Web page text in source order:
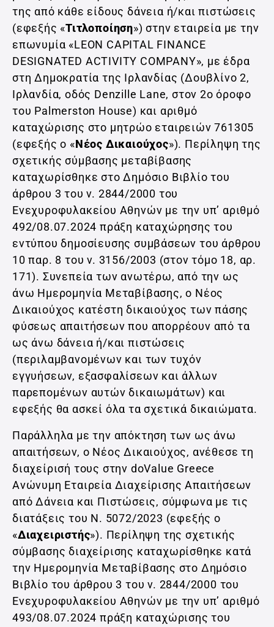
της από κάθε είδους δάνεια ή/και πιστώσεις
(εφεξής «Τιτλοποίηση») στην εταιρεία με την
επωνυμία «LEON CAPITAL FINANCE
DESIGNATED ACTIVITY COMPANY», με έδρα
στη Δημοκρατία της Ιρλανδίας (Δουβλίνο 2,
Ιρλανδία, οδός Denzille Lane, στον 2ο όροφο
του Palmerston House) και αριθμό
καταχώρισης στο μητρώο εταιρειών 761305
(εφεξής ο «Νέος Δικαιούχος»). Περίληψη της
σχετικής σύμβασης μεταβίβασης
καταχωρίσθηκε στο Δημόσιο Βιβλίο του
άρθρου 3 του ν. 2844/2000 του
Ενεχυροφυλακείου Αθηνών με την υπ’ αριθμό
492/08.07.2024 πράξη καταχώρησης του
εντύπου δημοσίευσης συμβάσεων του άρθρου
10 παρ. 8 του ν. 3156/2003 (στον τόμο 18, αρ.
171). Συνεπεία των ανωτέρω, από την ως
άνω Ημερομηνία Μεταβίβασης, ο Νέος
Δικαιούχος κατέστη δικαιούχος των πάσης
φύσεως απαιτήσεων που απορρέουν από τα
ως άνω δάνεια ή/και πιστώσεις
(περιλαμβανομένων και των τυχόν
εγγυήσεων, εξασφαλίσεων και άλλων
παρεπομένων αυτών δικαιωμάτων) και
εφεξής θα ασκεί όλα τα σχετικά δικαιώματα.
Παράλληλα με την απόκτηση των ως άνω
απαιτήσεων, ο Νέος Δικαιούχος, ανέθεσε τη
διαχείρισή τους στην doValue Greece
Ανώνυμη Εταιρεία Διαχείρισης Απαιτήσεων
από Δάνεια και Πιστώσεις, σύμφωνα με τις
διατάξεις του Ν. 5072/2023 (εφεξής ο
«Διαχειριστής»). Περίληψη της σχετικής
σύμβασης διαχείρισης καταχωρίσθηκε κατά
την Ημερομηνία Μεταβίβασης στο Δημόσιο
Βιβλίο του άρθρου 3 του ν. 2844/2000 του
Ενεχυροφυλακείου Αθηνών με την υπ’ αριθμό
493/08.07.2024 πράξη καταχώρισης του